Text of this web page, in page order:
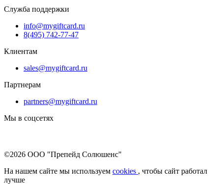
Служба поддержки
info@mygiftcard.ru
8(495) 742-77-47
Клиентам
sales@mygiftcard.ru
Партнерам
partners@mygiftcard.ru
Мы в соцсетях
©2026 ООО "Препейд Солюшенс"
На нашем сайте мы используем cookies , чтобы сайт работал
лучше